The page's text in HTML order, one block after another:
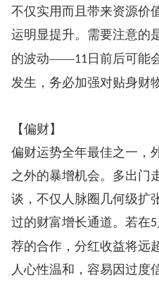
不仅实用而且带来资源价
运明显提升。需要注意的
的波动——11 日前后可能
发生，务必加强对贴身财
【偏财】
偏财运势全年最佳之一，
之外的暴增机会。多出门
谈，不仅人脉圈几何级扩
过的财富增长通道。若在5
荐的合作，分红收益将远
人心性温和，容易因过度